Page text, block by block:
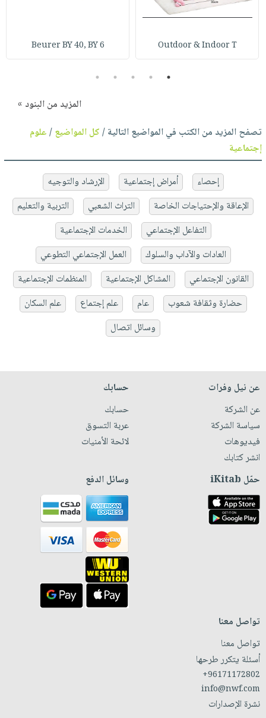
Outdoor & Indoor T
Beurer BY 40, BY 6
1
2
3
4
5
المزيد من البنود »
تصفح المزيد من الكتب في المواضيع التالية /كل المواضيع/علوم
إجتماعية
إحصاء أمراض إجتماعية
الإرشاد والتوجيه
الإعاقة والإحتياجات الخاصة
التراث الشعبي
التربية والتعليم
التفاعل الإجتماعي
الخدمات الإجتماعية
العادات والآداب والسلوك
العمل الإجتماعي التطوعي
القانون الإجتماعي
المشاكل الإجتماعية
المنظمات الإجتماعية
حضارة وثقافة شعوب
عام علم إجتماع
علم السكان
وسائل اتصال
عن نيل وفرات
عن الشركة
سياسة الشركة
فيديوهات
انشر كتابك
حسابك
حسابك
عربة التسوق
لائحة الأمنيات
حمّل iKitab وسائل الدفع
تواصل معنا
تواصل معنا
أسئلة يتكرر طرحها
+96171172802
info@nwf.com
نشرة الإصدارات